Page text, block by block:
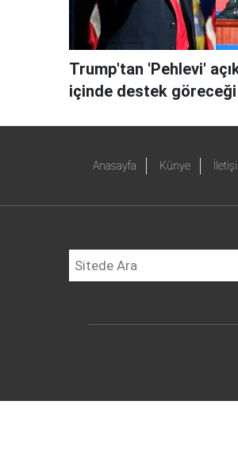
Trump'tan 'Pehlevi'
içinde destek
Anasayfa Künye